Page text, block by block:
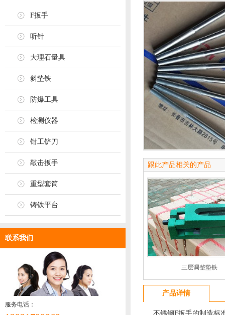
F扳手
听针
大理石量具
斜垫铁
防爆工具
检测仪器
钳工铲刀
敲击扳手
重型套筒
铸铁平台
联系我们
服务电话：
跟此产品相关的产品
三层调整垫铁
产品详情
不锈钢F扳手的制造标